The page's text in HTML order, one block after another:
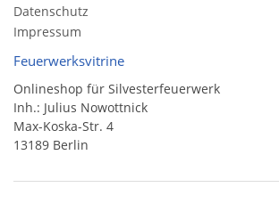
Datenschutz
Impressum
Feuerwerksvitrine
Onlineshop für Silvesterfeuerwerk
Inh.: Julius Nowottnick
Max-Koska-Str. 4
13189 Berlin